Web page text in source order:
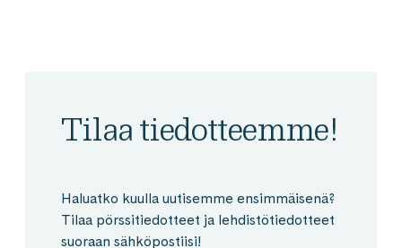
Tilaa tiedotteemme!
Haluatko kuulla uutisemme ensimmäisenä?
Tilaa pörssitiedotteet ja lehdistötiedotteet
suoraan sähköpostiisi!